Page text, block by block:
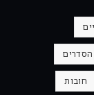
הסדרים
חובות